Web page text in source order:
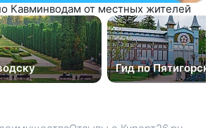
Кавминводам от местных жителей
Гид по Пятигорску